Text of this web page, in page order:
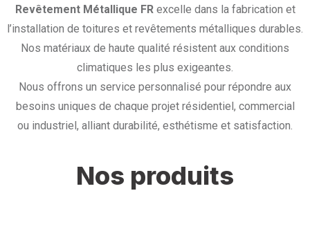
Revêtement Métallique FRexcelle dans la fabrication et
l’installation de toitures et revêtements métalliques durables.
Nos matériaux de haute qualité résistent aux conditions
climatiques les plus exigeantes.
Nous offrons un service personnalisé pour répondre aux
besoins uniques de chaque projet résidentiel, commercial
ou industriel, alliant durabilité, esthétisme et satisfaction.
Nos produits